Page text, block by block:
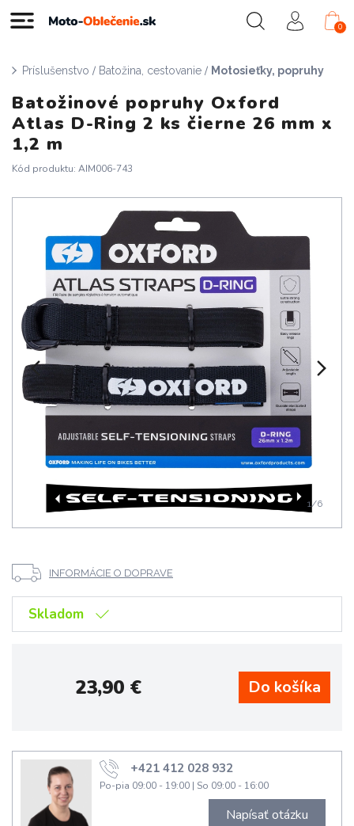
0
Príslušenstvo / Batožina, cestovanie / Motosieťky, popruhy
Batožinové popruhy Oxford
Atlas D-Ring 2 ks čierne 26 mm x
1,2 m
Kód produktu: AIM006-743
1/6
INFORMÁCIE O DOPRAVE
Skladom
23,90€
+421 412 028 932
Po-pia 09:00 - 19:00 | So 09:00 - 16:00
Napísať otázku